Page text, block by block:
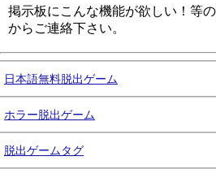
掲示板にこんな機能が欲しい！等
からご連絡下さい。
日本語無料脱出ゲーム
ホラー脱出ゲーム
脱出ゲームタグ